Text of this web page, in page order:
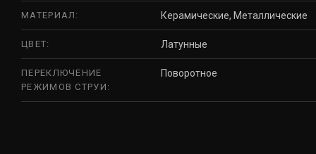
МАТЕРИАЛ: Керамические, Металлические
ЦВЕТ: Латунные
ПЕРЕКЛЮЧЕНИЕ
РЕЖИМОВ СТРУИ:
Поворотное